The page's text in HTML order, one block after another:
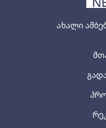
ახალი